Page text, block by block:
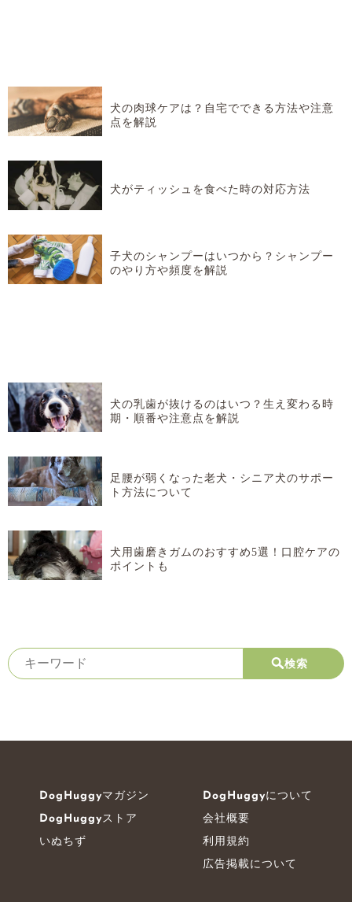
犬の肉球ケアは？自宅でできる方法や注意
点を解説
犬がティッシュを食べた時の対応方法
子犬のシャンプーはいつから？シャンプー
のやり方や頻度を解説
犬の乳歯が抜けるのはいつ？生え変わる時
期・順番や注意点を解説
足腰が弱くなった老犬・シニア犬のサポー
ト方法について
犬用歯磨きガムのおすすめ5選！口腔ケアの
ポイントも
検索
DogHuggyマガジン
DogHuggyストア
いぬちず
DogHuggyについて
会社概要
利用規約
広告掲載について